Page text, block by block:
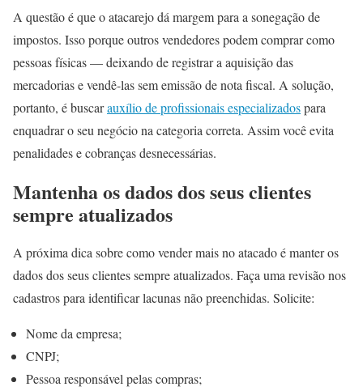
A questão é que o atacarejo dá margem para a sonegação de
impostos. Isso porque outros vendedores podem comprar como
pessoas físicas — deixando de registrar a aquisição das
mercadorias e vendê-las sem emissão de nota fiscal. A solução,
portanto, é buscarauxílio de profissionais especializadospara
enquadrar o seu negócio na categoria correta. Assim você evita
penalidades e cobranças desnecessárias.
Mantenha os dados dos seus clientes
sempre atualizados
A próxima dica sobre como vender mais no atacado é manter os
dados dos seus clientes sempre atualizados. Faça uma revisão nos
cadastros para identificar lacunas não preenchidas. Solicite:
Nome da empresa;
CNPJ;
Pessoa responsável pelas compras;